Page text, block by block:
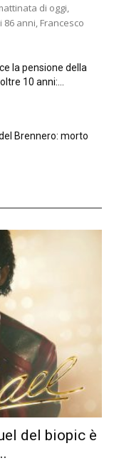
di oggi,
86 anni, Francesco
la pensione della
10 anni:...
Brennero: morto
del biopic è